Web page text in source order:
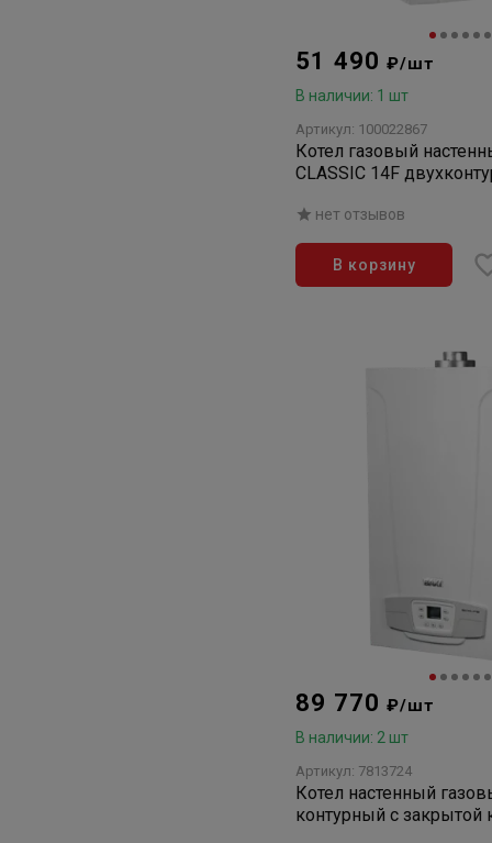
51 490₽/шт
В наличии: 1 шт
Артикул: 100022867
Котел газовый
CLASSIC 14F
нет отзывов
В корзину
89 770₽/шт
В наличии: 2 шт
Артикул: 7813724
Котел настенный
контурный с закрытой